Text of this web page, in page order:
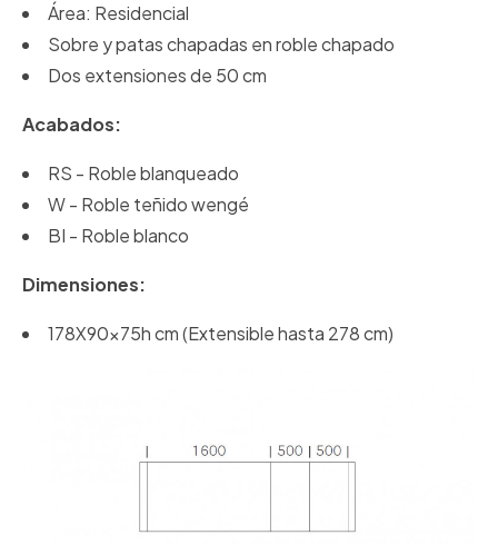
Área: Residencial
Sobre y patas chapadas en roble chapado
Dos extensiones de 50 cm
Acabados:
RS - Roble blanqueado
W - Roble teñido wengé
BI - Roble blanco
Dimensiones:
178X90x75h cm (Extensible hasta 278 cm)